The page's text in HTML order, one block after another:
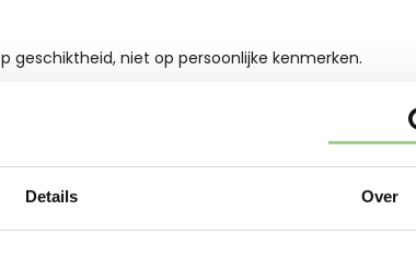
Details Over
geschiktheid, niet op persoonlijke kenmerken.